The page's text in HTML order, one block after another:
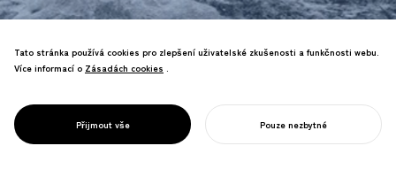
DESIGN PRO
ODOLNOST
Vytváříme designy pro přizpůsobení se
nouzové produkty a městské prostory
adaptované na katastrofy.
Tato stránka používá cookies pro zlepšení uživatelské zkušenosti a funkčnosti webu.
Více informací o Zásadách cookies
Zásadách cookies .
Přijmout vše Pouze nezbytné